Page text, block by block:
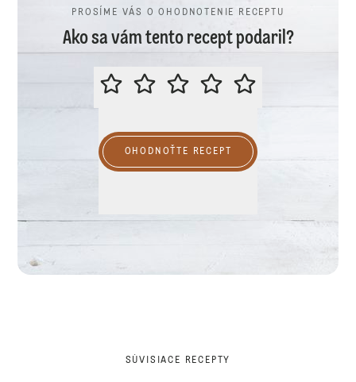
PROSÍME VÁS O OHODNOTENIE RECEPTU
Ako sa vám tento recept podaril?
PROSÍME VÁS O OHODNOTENIE
OHODNOŤTE RECEPT
SÚVISIACE RECEPTY